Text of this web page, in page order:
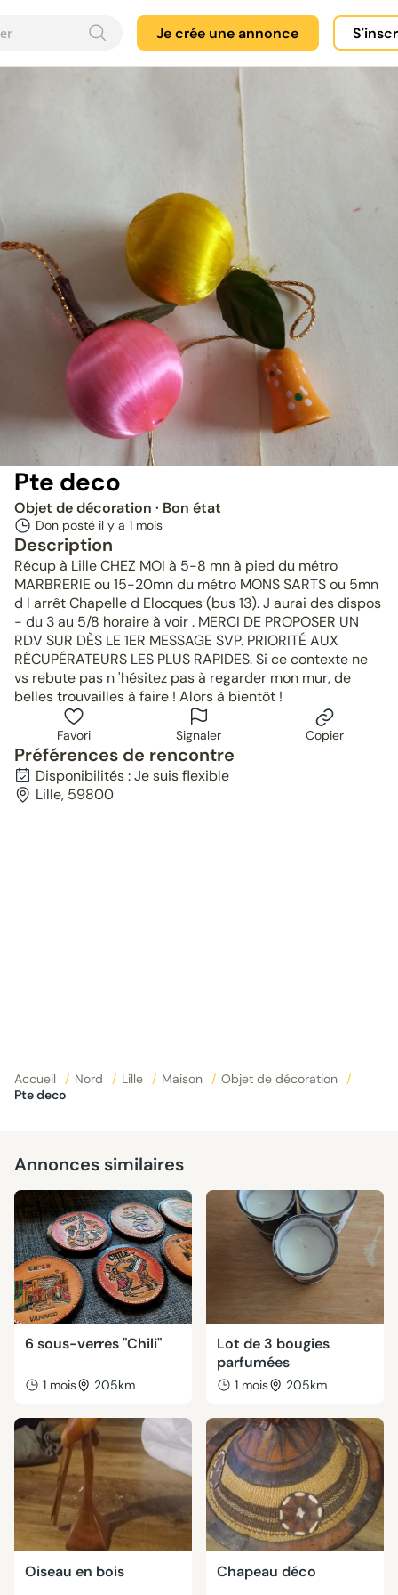
Je crée une annonce
Pte deco
Objet de décoration · Bon état
Don posté il y a 1 mois
Description
Récup à Lille CHEZ MOI à 5-8 mn à pied du métro
MARBRERIE ou 15-20mn du métro MONS SARTS ou 5mn
d l arrêt Chapelle d Elocques (bus 13). J aurai des dispos
- du 3 au 5/8 horaire à voir . MERCI DE PROPOSER UN
RDV SUR DÈS LE 1ER MESSAGE SVP. PRIORITÉ AUX
RÉCUPÉRATEURS LES PLUS RAPIDES. Si ce contexte ne
vs rebute pas n 'hésitez pas à regarder mon mur, de
belles trouvailles à faire ! Alors à bientôt !
Favori Signaler Copier
Préférences de rencontre
Disponibilités : Je suis flexible
Lille, 59800
Accueil / Nord / Lille / Maison / Objet de décoration
/
Pte deco
Annonces similaires
6 sous-verres "Chili"
1 mois 205km
Lot de 3 bougies
parfumées
1 mois 205km
Oiseau en bois Chapeau déco